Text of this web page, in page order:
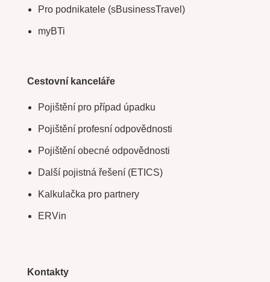
Pro podnikatele (sBusinessTravel)
myBTi
Cestovní kanceláře
Pojištění pro případ úpadku
Pojištění profesní odpovědnosti
Pojištění obecné odpovědnosti
Další pojistná řešení (ETICS)
Kalkulačka pro partnery
ERVin
Kontakty